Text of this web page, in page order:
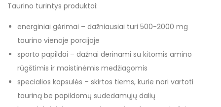
Taurino turintys produktai:
energiniai gėrimai – dažniausiai turi 500-2000 mg
taurino vienoje porcijoje
sporto papildai – dažnai derinami su kitomis amino
rūgštimis ir maistinėmis medžiagomis
specialios kapsulės – skirtos tiems, kurie nori vartoti
tauriną be papildomų sudedamųjų dalių